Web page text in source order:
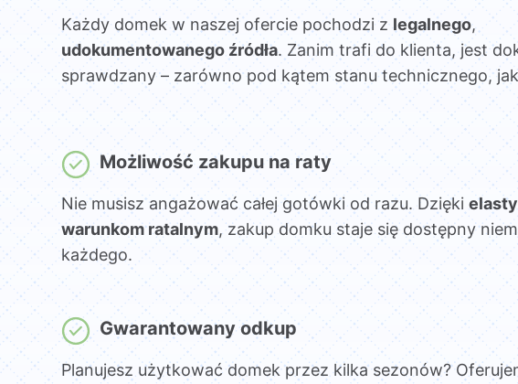
Każdy domek w naszej ofercie pochodzi zlegalnego,
udokumentowanego źródła. Zanim trafi do klienta, jest
sprawdzany – zarówno pod kątem stanu technicznego,
Możliwość zakupu na raty
Nie musisz angażować całej gotówki od razu. Dzięki
warunkom ratalnym, zakup domku staje się dostępny
każdego.
Gwarantowany odkup
Planujesz użytkować domek przez kilka sezonów?